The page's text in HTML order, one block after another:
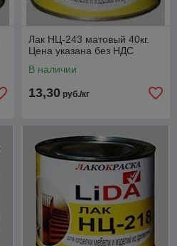
Лак НЦ-243 матовый 40кг.
Цена указана без НДС
В наличии
13,30 руб./кг